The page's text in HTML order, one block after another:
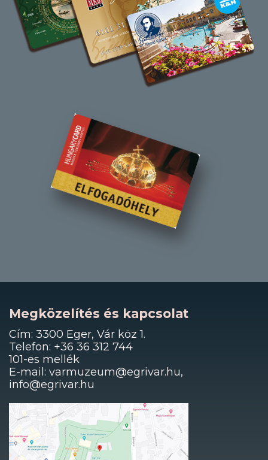
Megközelítés és kapcsolat
Cím: 3300 Eger, Vár köz 1.
Telefon: +36 36 312 744
101-es mellék
E-mail: varmuzeum@egrivar.hu,
info@egrivar.hu